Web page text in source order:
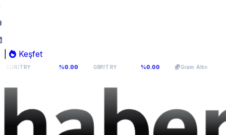
Keşfet
%0.00 GBP/TRY64,131 %0.00 Gram Altın 6.109,11 %0.45